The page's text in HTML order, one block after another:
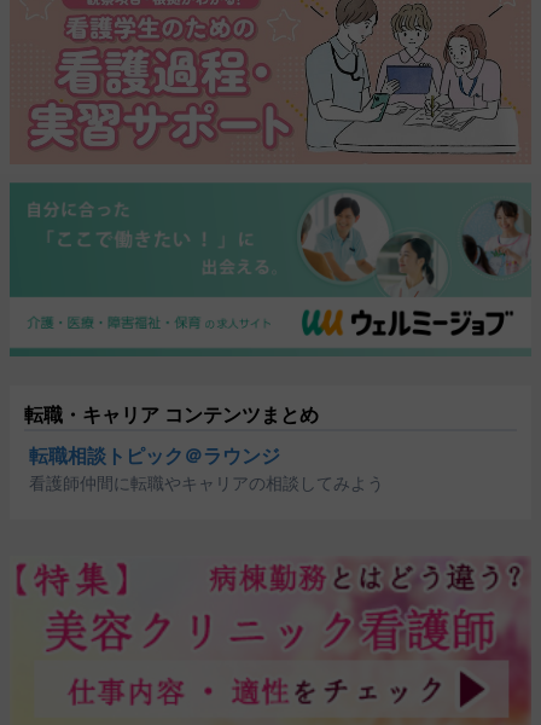
転職・キャリア コンテンツまとめ
転職相談トピック＠ラウンジ
看護師仲間に転職やキャリアの相談してみよう